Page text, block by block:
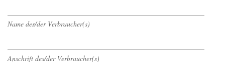
Name des/der Verbraucher(s)
Anschrift des/der Verbraucher(s)